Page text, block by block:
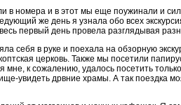
в номера и в этот мы еще поужинали и
же день я узнала обо всех
первый день провела разглядывая
себя в руке и поехала на обзорную
церковь. Также мы посетили
мне, к сожалению, удалось посетить
увидеть дрвние храмы. А так поездка